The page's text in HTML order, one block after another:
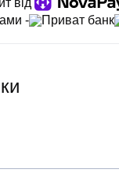
-
Приват банк